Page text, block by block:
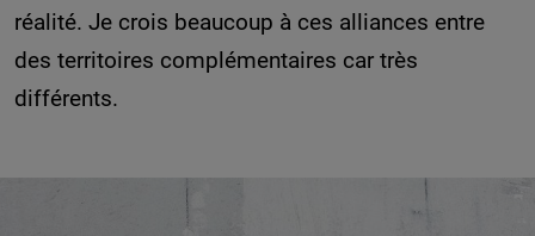
réalité. Je crois beaucoup à ces alliances entre
des territoires complémentaires car très
différents.